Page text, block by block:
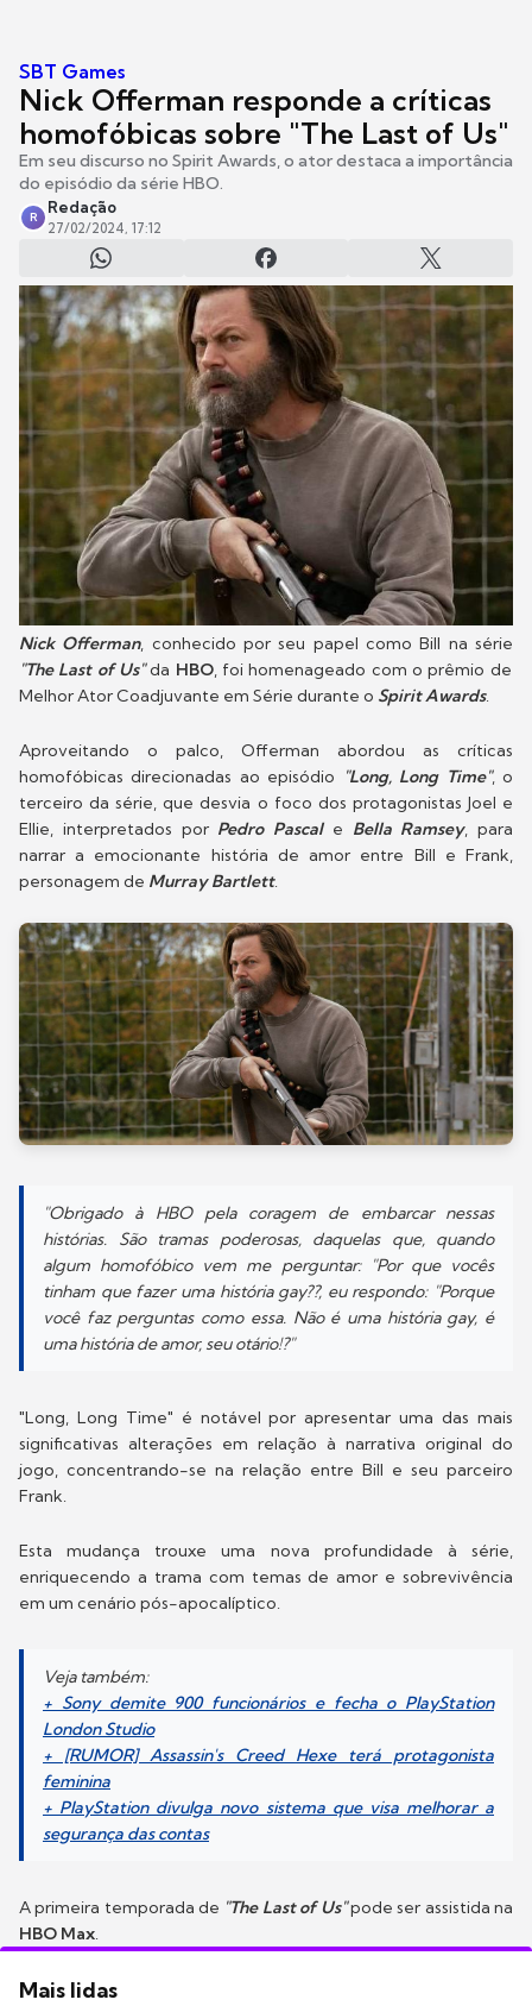
SBT Games
Nick Offerman responde a críticas
homofóbicas sobre "The Last of Us"
Em seu discurso no Spirit Awards, o ator destaca a importância
do episódio da série HBO.
R
Redação
27/02/2024, 17:12
Nick Offerman, conhecido por seu papel como Bill na série
"The Last of Us"da HBO, foi homenageado com o prêmio de
Melhor Ator Coadjuvante em Série durante o Spirit Awards.
Aproveitando o palco, Offerman abordou as críticas
homofóbicas direcionadas ao episódio
"Long, Long Time", o
terceiro da série, que desvia o foco dos protagonistas Joel e
Ellie, interpretados por Pedro Pascale Bella Ramsey, para
narrar a emocionante história de amor entre Bill e Frank,
personagem de Murray Bartlett.
"Obrigado à HBO pela coragem de embarcar nessas
histórias. São tramas poderosas, daquelas que, quando
algum homofóbico vem me perguntar: "Por que vocês
tinham que fazer uma história gay??, eu respondo: "Porque
você faz perguntas como essa. Não é uma história gay, é
uma história de amor, seu otário!?"
"Long, Long Time" é notável por apresentar uma das mais
significativas alterações em relação à narrativa original do
jogo, concentrando-se na relação entre Bill e seu parceiro
Frank.
Esta mudança trouxe uma nova profundidade à série,
enriquecendo a trama com temas de amor e sobrevivência
em um cenário pós-apocalíptico.
Veja também:
+ Sony demite 900 funcionários e fecha o PlayStation
London Studio
+ [RUMOR] Assassin's Creed Hexe terá protagonista
feminina
+ PlayStation divulga novo sistema que visa melhorar a
segurança das contas
A primeira temporada de "The Last of Us"pode ser assistida na
HBO Max.
Mais lidas